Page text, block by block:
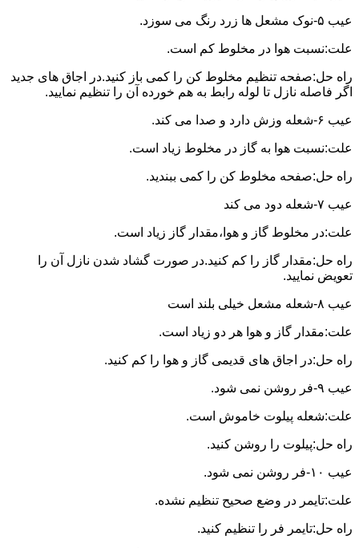
عیب ۵-نوک مشعل ها زرد رنگ می سوزد.
علت:نسبت هوا در مخلوط کم است.
راه حل:صفحه تنظیم مخلوط کن را کمی باز کنید.در اجاق های جدید
اگر فاصله نازل تا لوله رابط به هم خورده آن را تنظیم نمایید.
عیب ۶-شعله وزش دارد و صدا می کند.
علت:نسبت هوا به گاز در مخلوط زیاد است.
راه حل:صفحه مخلوط کن را کمی ببندید.
عیب ۷-شعله دود می کند
علت:در مخلوط گاز و هوا،مقدار گاز زیاد است.
راه حل:مقدار گاز را کم کنید.در صورت گشاد شدن نازل آن را
تعویض نمایید.
عیب ۸-شعله مشعل خیلی بلند است
علت:مقدار گاز و هوا هر دو زیاد است.
راه حل:در اجاق های قدیمی گاز و هوا را کم کنید.
عیب ۹-فر روشن نمی شود.
علت:شعله پیلوت خاموش است.
راه حل:پیلوت را روشن کنید.
عیب ۱۰-فر روشن نمی شود.
علت:تایمر در وضع صحیح تنظیم نشده.
راه حل:تایمر فر را تنظیم کنید.